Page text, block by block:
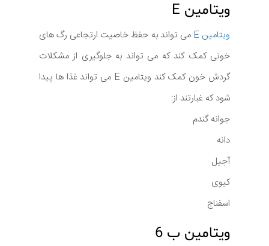
ویتامین E
ویتامین E می تواند به حفظ خاصیت ارتجاعی رگ های
خونی کمک کند که می تواند به جلوگیری از مشکلات
گردش خون کمک کند ویتامین E می تواند غذا ها پیدا
شود که غبارتند از:
جوانه گندم
دانه
آجیل
کیوی
اسفناج
ویتامین ب 6